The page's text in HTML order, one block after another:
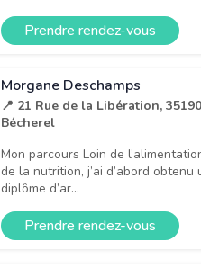
Prendre rendez-vous
Morgane Deschamps
📍 21 Rue de la Libération, 35190
Bécherel
Mon parcours Loin de
de la nutrition, j’ai d’abord obtenu
diplôme d’ar...
Prendre rendez-vous